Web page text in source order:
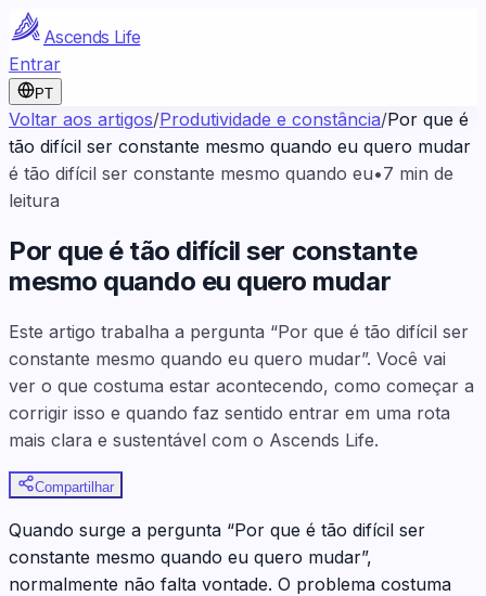
Ascends Life
Entrar
PT
Voltar aos artigos/Produtividade e constância/Por que é
tão difícil ser constante mesmo quando eu quero mudar
é tão difícil ser constante mesmo quando eu•7 min de
leitura
Por que é tão difícil ser constante
mesmo quando eu quero mudar
Este artigo trabalha a pergunta “Por que é tão difícil ser
constante mesmo quando eu quero mudar”. Você vai
ver o que costuma estar acontecendo, como começar a
corrigir isso e quando faz sentido entrar em uma rota
mais clara e sustentável com o Ascends Life.
Compartilhar
Quando surge a pergunta “Por que é tão difícil ser
constante mesmo quando eu quero mudar”,
normalmente não falta vontade. O problema costuma